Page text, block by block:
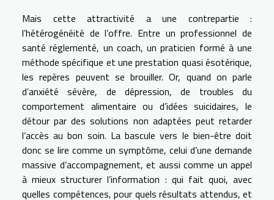
Mais cette attractivité a une contrepartie :
l’hétérogénéité de l’offre. Entre un professionnel de
santé réglementé, un coach, un praticien formé à une
méthode spécifique et une prestation quasi ésotérique,
les repères peuvent se brouiller. Or, quand on parle
d’anxiété sévère, de dépression, de troubles du
comportement alimentaire ou d’idées suicidaires, le
détour par des solutions non adaptées peut retarder
l’accès au bon soin. La bascule vers le bien-être doit
donc se lire comme un symptôme, celui d’une demande
massive d’accompagnement, et aussi comme un appel
à mieux structurer l’information : qui fait quoi, avec
quelles compétences, pour quels résultats attendus, et